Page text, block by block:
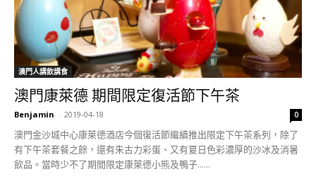
澳門人講飲講食
澳門康萊德 期間限定復活節下午茶
Benjamin - 2019-04-18 0
澳門金沙城中心康萊德酒店今個復活節繼續推出限定下午茶系列，除了
有下午茶套餐之餘，還有朱古力彩蛋、又有夏日色彩濃厚的沙冰及消暑
飲品。當時少不了期間限定康萊德小熊及鴨子......